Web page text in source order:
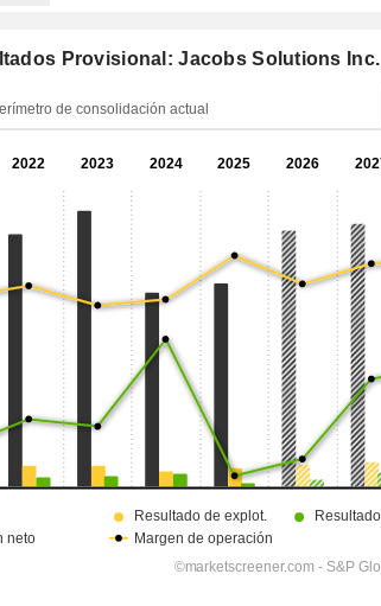
Provisional: Jacobs Solutions Inc.
de consolidación actual